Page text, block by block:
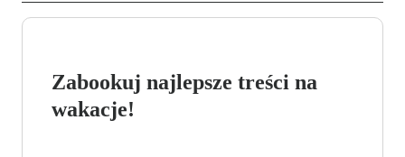
Zabookuj najlepsze treści na
wakacje!